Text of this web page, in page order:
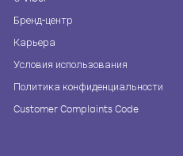
Бренд-центр
Карьера
Условия использования
Политика конфиденциальности
Customer Complaints Code